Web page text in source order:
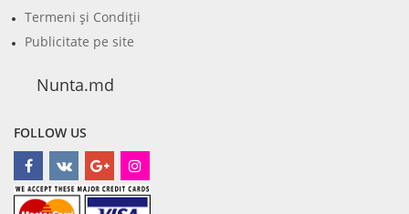
Termeni şi Condiţii
Publicitate pe site
Nunta.md
FOLLOW US